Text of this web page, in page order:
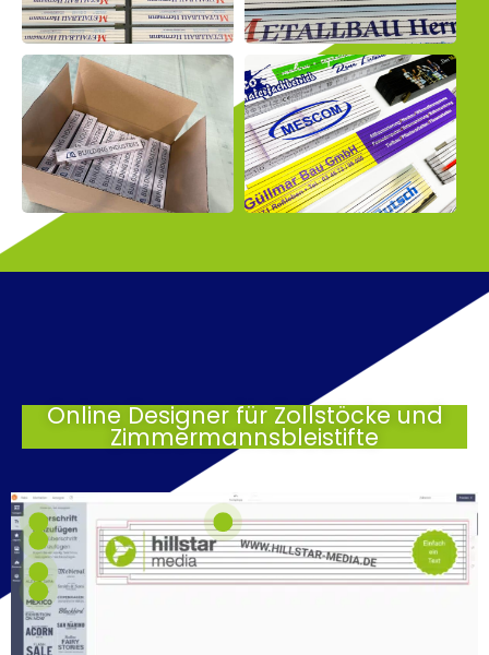
Online Designer für Zollstöcke und
Zimmermannsbleistifte